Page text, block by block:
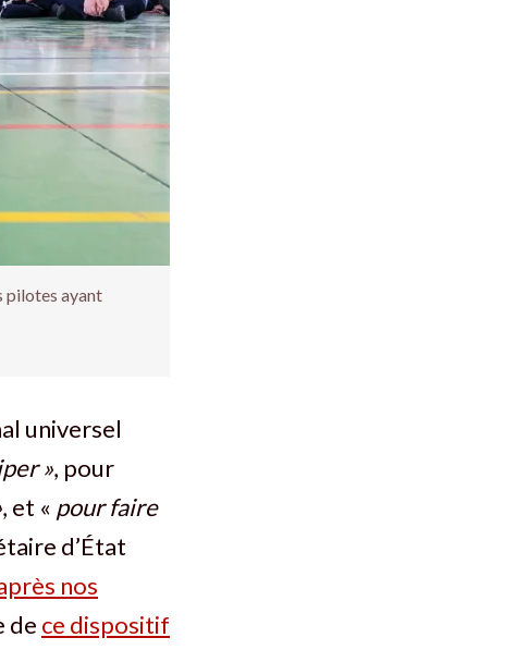
pilotes ayant
universel
», pour
, et « pour faire
d’État
nos
de ce dispositif